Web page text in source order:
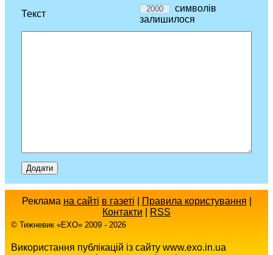
Текст
символів
залишилося
Реклама на сайті в газеті Правила користування
Контакти
RSS
© Тижневик «EХO» 2009 - 2026
Використання публікацій із сайту www.exo.in.ua